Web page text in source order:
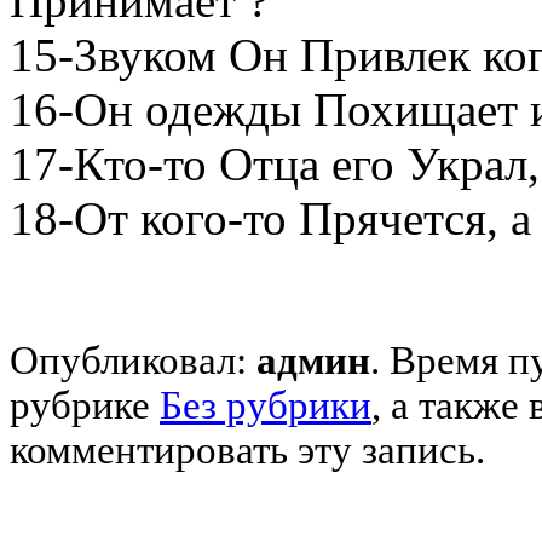
15-Звуком Он Привлек
16-Он одежды Похищает
17-Кто-то Отца его
18-От кого-то Прячется,
Опубликовал: админ. Время
рубрике Без рубрики, а также
комментировать эту запись.